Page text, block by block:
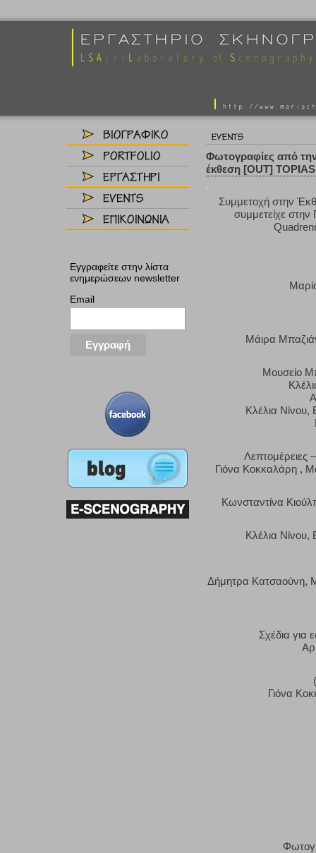
Εγγραφείτε στην λίστα
ενημερώσεων newsletter
Email
Φωτογραφίες από
έκθεση [OUT]
Συμμετοχή στην
συμμετείχε
Μάιρα
Mουσείο
Κλέλια
Λεπτομέρειες
Γιόνα Κοκκαλάρη ,
Κωνσταντίνα
Κλέλια
Δήμητρα Κατσαούνη,
Σχέδια για
Γιόνα